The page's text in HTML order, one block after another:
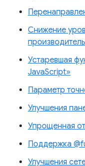
Снижение
Устаревшая
JavaScript»
Параметр
Улучшения
Упрощенная
Поддержка
Улучшения